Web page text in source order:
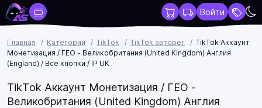
Войти
Главная Категории TikTok TikTok авторег
TikTok Аккаунт
Монетизация / ГЕО - Великобритания (United Kingdom) Англия
(England) / Все кнопки / IP UK
TikTok Аккаунт Монетизация / ГЕО -
Великобритания (United Kingdom) Англия